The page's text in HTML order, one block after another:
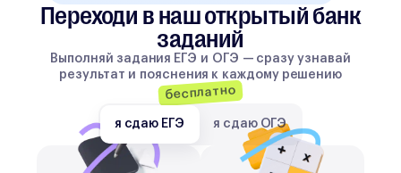
Переходи в наш открытый банк
заданий
Выполняй задания ЕГЭ и ОГЭ — сразу узнавай
результат и пояснения к каждому решению
бесплатно
я сдаю ЕГЭ я сдаю ОГЭ